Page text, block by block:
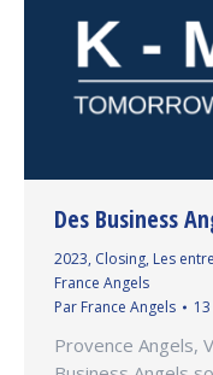
Des Business
2023, Closing, Les
France Angels
Par France Angels
Provence Angels,